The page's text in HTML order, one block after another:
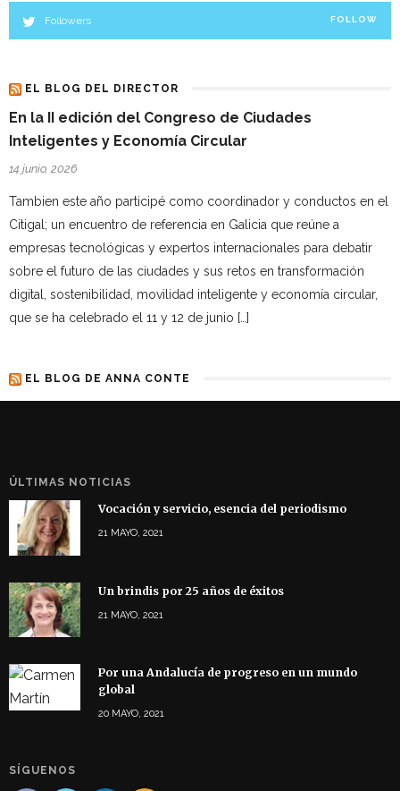
Followers FOLLOW
EL BLOG DEL DIRECTOR
En la II edición del Congreso de Ciudades
Inteligentes y Economía Circular
14 junio, 2026
Tambien este año participé como coordinador y conductos en el
Citigal; un encuentro de referencia en Galicia que reúne a
empresas tecnológicas y expertos internacionales para debatir
sobre el futuro de las ciudades y sus retos en transformación
digital, sostenibilidad, movilidad inteligente y economía circular,
que se ha celebrado el 11 y 12 de junio […]
EL BLOG DE ANNA CONTE
ÚLTIMAS NOTICIAS
Vocación y servicio, esencia del periodismo
21 MAYO, 2021
Un brindis por 25 años de éxitos
21 MAYO, 2021
Por una Andalucía de progreso en un mundo
global
20 MAYO, 2021
SÍGUENOS